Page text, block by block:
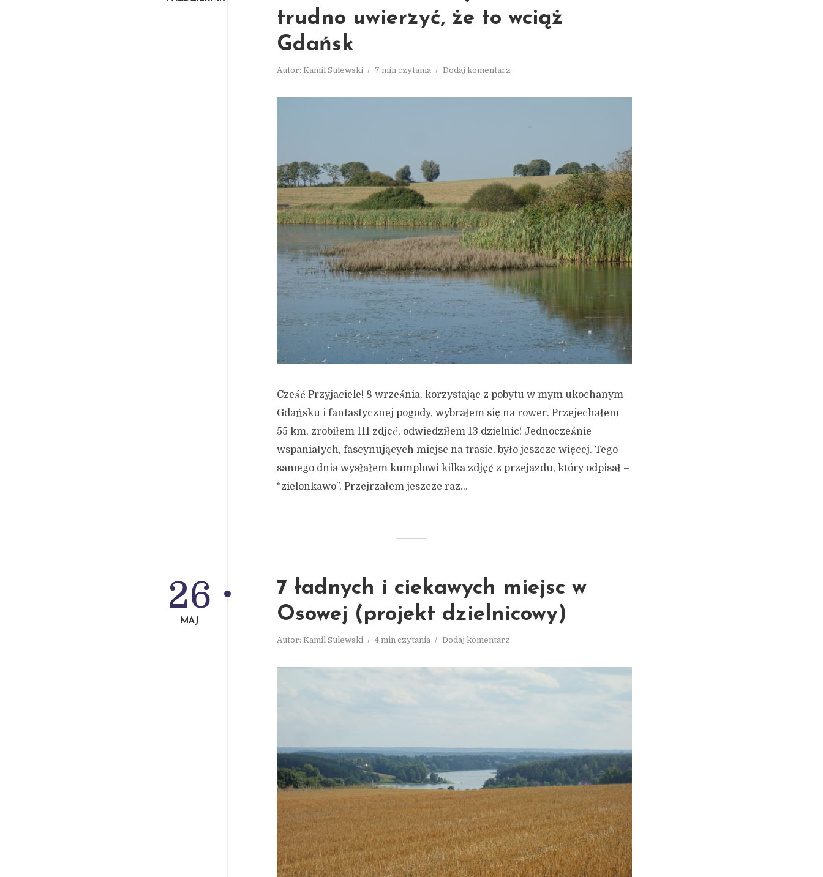
trudno uwierzyć, że to wciąż
Gdańsk
Autor: Kamil Sulewski 7 min czytania Dodaj komentarz
Cześć Przyjaciele! 8 września, korzystając z pobytu w mym ukochanym
Gdańsku i fantastycznej pogody, wybrałem się na rower. Przejechałem
55 km, zrobiłem 111 zdjęć, odwiedziłem 13 dzielnic! Jednocześnie
wspaniałych, fascynujących miejsc na trasie, było jeszcze więcej. Tego
samego dnia wysłałem kumplowi kilka zdjęć z przejazdu, który odpisał –
“zielonkawo”. Przejrzałem jeszcze raz...
7 ładnych i ciekawych miejsc w
Osowej (projekt dzielnicowy)
Autor: Kamil Sulewski 4 min czytania Dodaj komentarz
26
MAJ